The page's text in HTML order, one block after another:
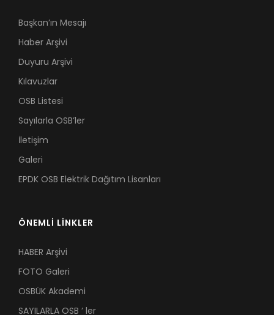
Başkan’ın Mesajı
Haber Arşivi
Duyuru Arşivi
Kılavuzlar
OSB Listesi
Sayılarla OSB’ler
İletişim
Galeri
EPDK OSB Elektrik Dağıtım Lisanları
ÖNEMLİ LİNKLER
HABER Arşivi
FOTO Galeri
OSBÜK Akademi
SAYILARLA OSB ’ ler